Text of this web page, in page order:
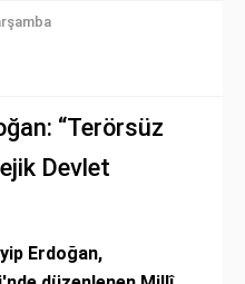
“Terörsüz
Devlet
Erdoğan,